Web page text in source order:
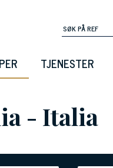
TJENESTER
- Italia